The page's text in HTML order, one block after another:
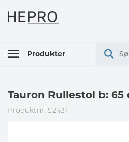
Produkter
Tauron Rullestol b: 65
Produktnr: 52431